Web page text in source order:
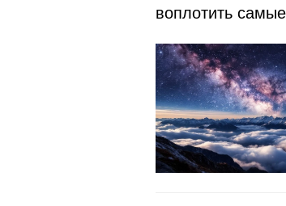
воплотить